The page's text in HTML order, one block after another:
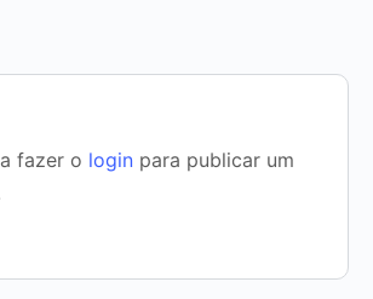
fazer o login para publicar um